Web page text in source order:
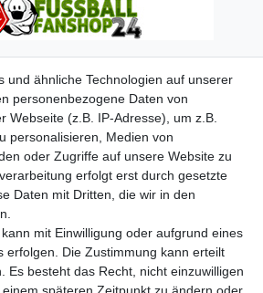
und ähnliche Technologien auf unserer
personenbezogene Daten von
Webseite (z.B. IP-Adresse), um z.B.
personalisieren, Medien von
oder Zugriffe auf unsere Website zu
erfolgt erst durch gesetzte
Daten mit Dritten, die wir in den
mit Einwilligung oder aufgrund eines
erfolgen. Die Zustimmung kann erteilt
Es besteht das Recht, nicht einzuwilligen